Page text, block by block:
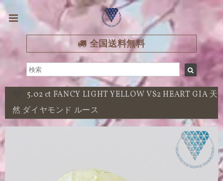
全国送料無料
5.02 ct FANCY LIGHT YELLOW VS2 HEART GIA 天
然 ダイヤモンド ルース